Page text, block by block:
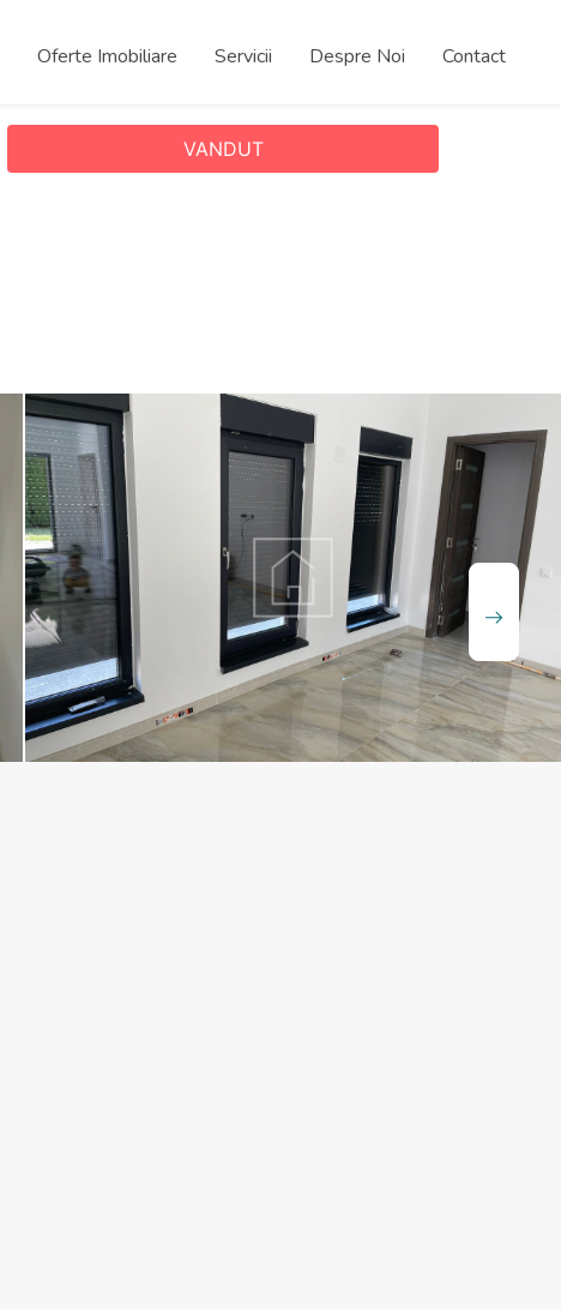
Oferte Imobiliare Servicii Despre Noi Contact
VANDUT